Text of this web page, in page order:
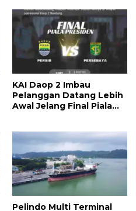
KAI Daop 2 Imbau
Pelanggan Datang Lebih
Awal Jelang Final Piala
Pelindo Multi Terminal